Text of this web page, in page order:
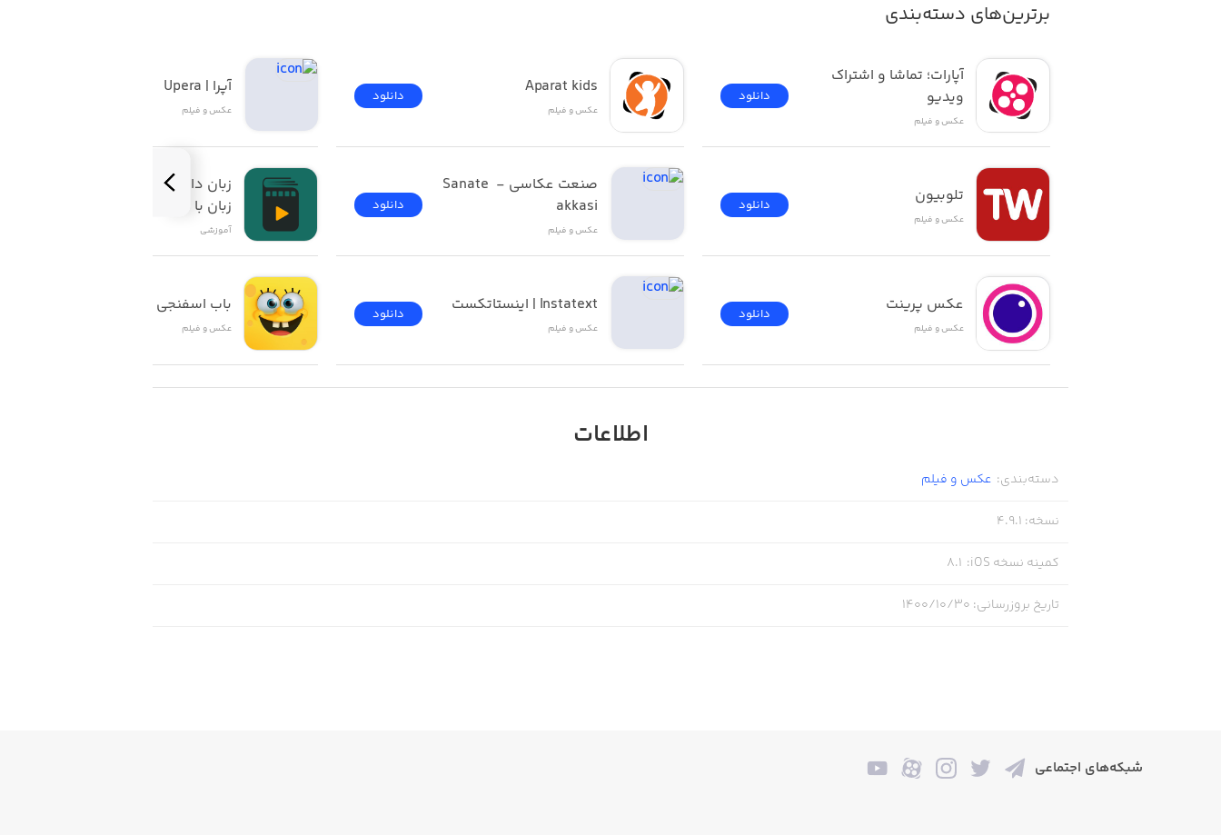
برترین‌های دسته‌بندی
ویدیو
عکس و فیلم
دانلود
تلوبیون
عکس و فیلم
دانلود
عکس پرینت
عکس و فیلم
دانلود
Aparat kids
عکس و فیلم
دانلود
صنعت عکاسی - Sanate
akkasi
عکس و فیلم
دانلود
Instatext | اینستاتکست
عکس و فیلم
دانلود
آپرا | Upera
عکس و فیلم
زبان با فیلم
آموزشی
باب اسفنجی
عکس و فیلم
اطلاعات
دسته‌بندی: عکس و فیلم
نسخه:
4.9.1
کمینه نسخه iOS :
8.1
تاریخ بروزرسانی: ۱۴۰۰/۱۰/۳۰
شبکه‌های اجتماعی